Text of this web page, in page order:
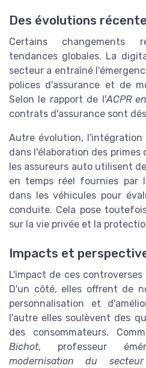
Des évolutions
Certains changements
tendances globales. La
secteur a entraîné
polices d'assurance et de
Selon le rapport de l'ACPR
contrats d'assurance sont
Autre évolution, l'intégration
dans l'élaboration des primes
les assureurs auto utilisent
en temps réel fournies par
dans les véhicules pour
conduite. Cela pose
sur la vie privée et la
Impacts et
L'impact de ces
D'un côté, elles offrent de
personnalisation et
l'autre elles soulèvent des
des consommateurs.
Bichot, professeur
modernisation du